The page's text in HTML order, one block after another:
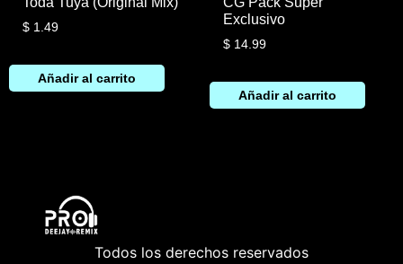
$ 1.49
Añadir al carrito
Exclusivo
$14.99
Añadir al carrito
Todos los derechos reservados